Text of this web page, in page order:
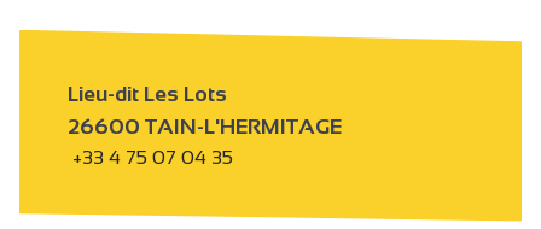
Lieu-dit Les Lots
26600 TAIN-L'HERMITAGE
+33 4 75 07 04 35